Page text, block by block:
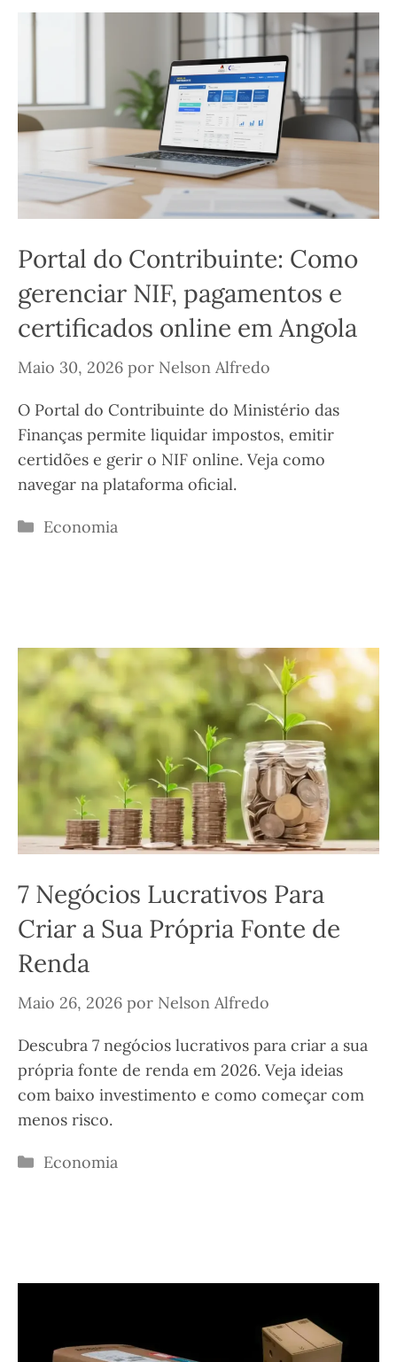
Portal do Contribuinte: Como
gerenciar NIF, pagamentos e
certificados online em Angola
Maio 30, 2026 por Nelson Alfredo
O Portal do Contribuinte do Ministério das
Finanças permite liquidar impostos, emitir
certidões e gerir o NIF online. Veja como
navegar na plataforma oficial.
Categorias
Economia
7 Negócios Lucrativos Para
Criar a Sua Própria Fonte de
Renda
Maio 26, 2026 por Nelson Alfredo
Descubra 7 negócios lucrativos para criar a sua
própria fonte de renda em 2026. Veja ideias
com baixo investimento e como começar com
menos risco.
Categorias
Economia